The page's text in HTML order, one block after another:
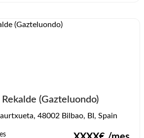
(Gazteluondo)
48002 Bilbao, BI, Spain